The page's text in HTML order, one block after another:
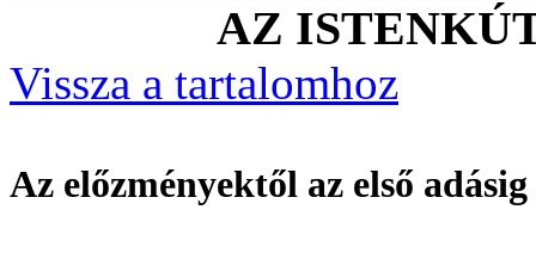
AZ
Vissza a tartalomhoz
Az előzményektől az első adásig